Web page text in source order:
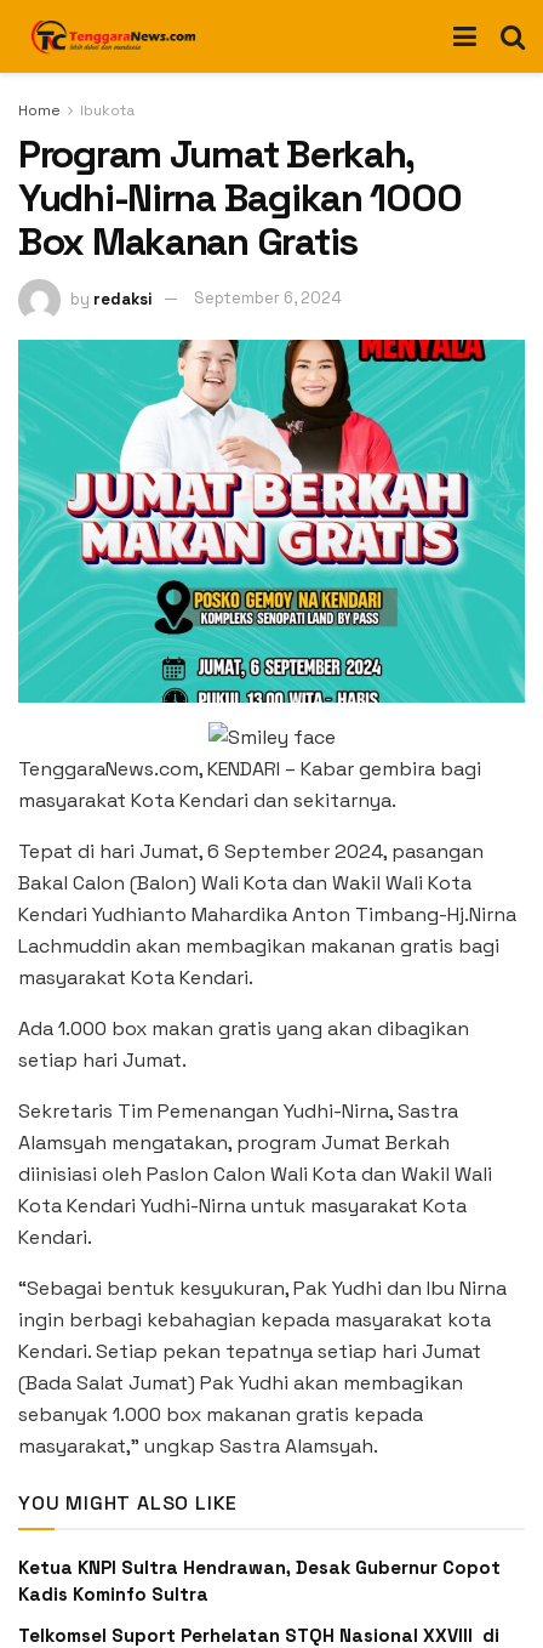
Home Ibukota
Program Jumat Berkah,
Yudhi-Nirna Bagikan 1000
Box Makanan Gratis
by redaksi September 6, 2024
TenggaraNews.com, KENDARI – Kabar gembira bagi
masyarakat Kota Kendari dan sekitarnya.
Tepat di hari Jumat, 6 September 2024, pasangan
Bakal Calon (Balon) Wali Kota dan Wakil Wali Kota
Kendari Yudhianto Mahardika Anton Timbang-Hj.Nirna
Lachmuddin akan membagikan makanan gratis bagi
masyarakat Kota Kendari.
Ada 1.000 box makan gratis yang akan dibagikan
setiap hari Jumat.
Sekretaris Tim Pemenangan Yudhi-Nirna, Sastra
Alamsyah mengatakan, program Jumat Berkah
diinisiasi oleh Paslon Calon Wali Kota dan Wakil Wali
Kota Kendari Yudhi-Nirna untuk masyarakat Kota
Kendari.
“Sebagai bentuk kesyukuran, Pak Yudhi dan Ibu Nirna
ingin berbagi kebahagian kepada masyarakat kota
Kendari. Setiap pekan tepatnya setiap hari Jumat
(Bada Salat Jumat) Pak Yudhi akan membagikan
sebanyak 1.000 box makanan gratis kepada
masyarakat,” ungkap Sastra Alamsyah.
YOU MIGHT ALSO LIKE
Ketua KNPI Sultra Hendrawan, Desak Gubernur Copot
Kadis Kominfo Sultra
Telkomsel Suport Perhelatan STQH Nasional XXVIII di